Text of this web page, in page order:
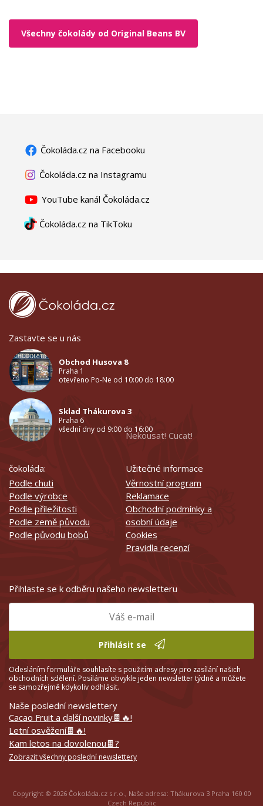
Všechny čokolády od Original Beans BV
Čokoláda.cz na Facebooku
Čokoláda.cz na Instagramu
YouTube kanál Čokoláda.cz
Čokoláda.cz na TikToku
Zastavte se u nás
Obchod Husova 8
Praha 1
otevřeno Po-Ne od 10:00 do 18:00
Sklad Thákurova 3
Praha 6
všední dny od 9:00 do 16:00
čokoláda:
Podle chuti
Podle výrobce
Podle příležitosti
Podle země původu
Podle původu bobů
Nekousat! Cucat!
Užitečné informace
Věrnostní program
Reklamace
Obchodní podmínky a
osobní údaje
Cookies
Pravidla recenzí
Přihlaste se k odběru našeho newsletteru
Přihlásit se
Odesláním formuláře souhlasíte s použitím adresy pro zasílání našich
obchodních sdělení. Posíláme obvykle jeden newsletter týdně a můžete
se samozřejmě kdykoliv odhlásit.
Naše poslední newslettery
Cacao Fruit a další novinky🍫🔥!
Letní osvěžení🍫🔥!
Kam letos na dovolenou🍫?
Zobrazit všechny poslední newslettery
Copyright © 2026 Čokoláda.cz s.r.o., Naše adresa: Thákurova 3 Praha 160 00
Czech Republic